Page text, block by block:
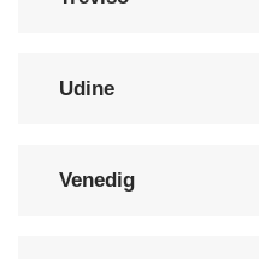
Udine
Venedig